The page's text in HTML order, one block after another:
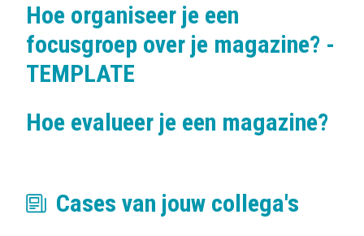
Hoe organiseer je een
focusgroep over je magazine? -
TEMPLATE
Hoe evalueer je een magazine?
Cases van jouw collega's